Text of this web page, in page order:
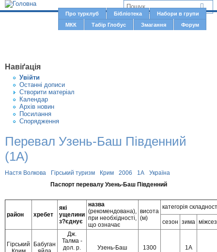
Jump to navigation
о
е
ю
Про турклуб Бібліотека
Набори в групи
МКК
Табір Глобус Змагання Форум
В
Навіґація
Увiйти
Останні дописи
Створити матерiал
Календар
Архів новин
Посилання
Спорядження
Перевал Узень-Баш Південний
(1А)
Настя Волкова Гірський туризм Крим 2006 1А
Україна
Паспорт перевалу Узень-Баш Південний
район хребет
які
ущелини
з?єднує
назва
(рекомендована),
при необхідності,
що означає
висота
(м)
категорія
сезон зима
Гірський
Бабуган
Дж.
Талма -
дол. р.
Узень-Баш 1300 1А